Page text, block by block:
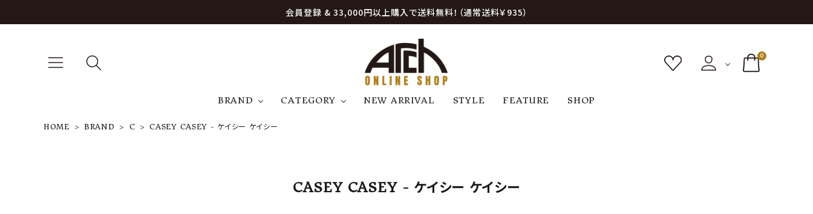
会員登録 & 33,000円以上購入で送料無料！（通常送料￥935）
0
BRAND CATEGORY NEW ARRIVAL STYLE FEATURE SHOP
HOME BRAND C CASEY CASEY - ケイシー ケイシー
CASEY CASEY - ケイシー ケイシー